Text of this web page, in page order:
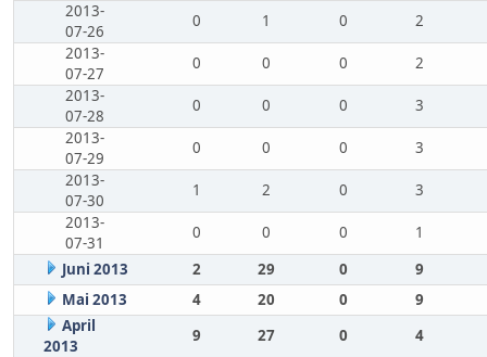
2013-
07-26
0 1 0
2
2013-
07-27
0 0 0
2
2013-
07-28
0 0 0
3
2013-
07-29
0 0 0
3
2013-
07-30
1 2 0
3
2013-
07-31
0 0 0
1
Juni 2013
2 29 0
9
Mai 2013
4 20 0
9
April
2013
9 27 0
4